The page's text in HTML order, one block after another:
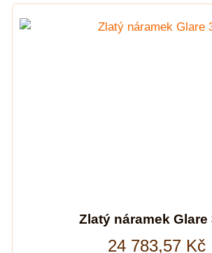
Zlatý náramek Glare
24 783,57 Kč